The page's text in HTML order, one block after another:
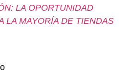
LA OPORTUNIDAD
LA MAYORÍA DE TIENDAS